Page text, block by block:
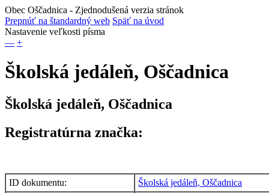
Obec Oščadnica - Zjednodušená verzia stránok
Prepnúť na štandardný web Späť na úvod
Nastavenie veľkosti písma
— +
Školská jedáleň, Oščadnica
Školská jedáleň, Oščadnica
Registratúrna značka:
ID dokumentu:
Školská jedáleň, Oščadnica